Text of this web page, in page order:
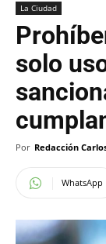
La Ciudad
solo
Por Redacción
WhatsApp